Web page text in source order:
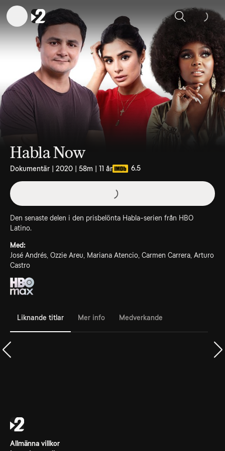
Sök
Habla Now
Dokumentär | 2020 | 58m | 11 år 6.5
Den senaste delen i den prisbelönta Habla-serien från HBO
Latino.
Med:
José Andrés, Ozzie Areu, Mariana Atencio, Carmen Carrera, Arturo
Castro
Liknande titlar Mer info Medverkande
Allmänna villkor